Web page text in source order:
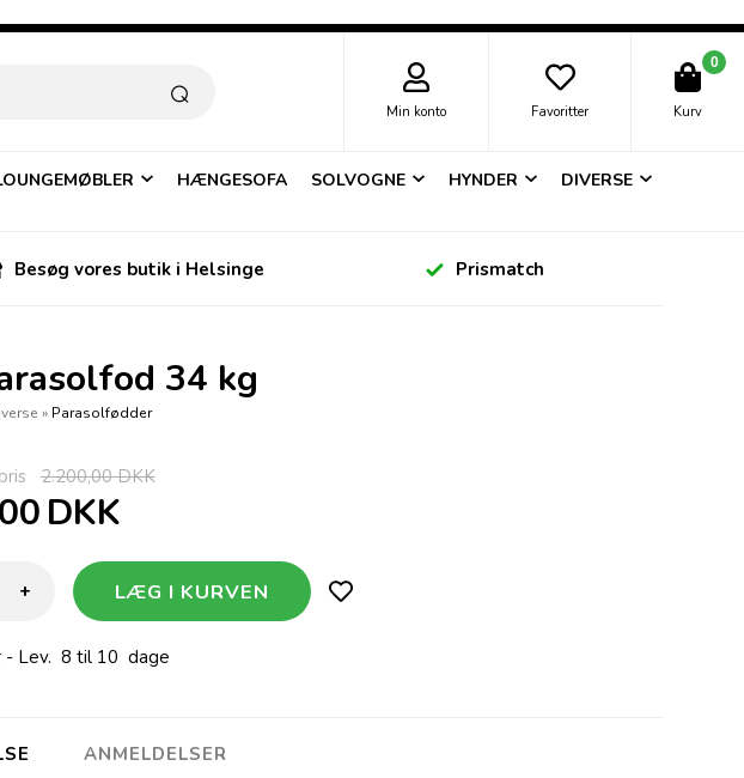
Min konto Favoritter
0
Kurv
HÆNGESOFA SOLVOGNE HYNDER DIVERSE
Besøg vores butik i Helsinge Prismatch
34 kg
» Parasolfødder
2.200,00 DKK
DKK
+
- Lev. 8 til 10 dage
ANMELDELSER